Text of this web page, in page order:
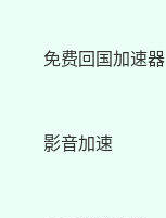
免费回国加速器
影音加速